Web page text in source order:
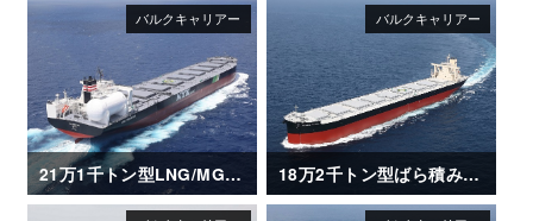
21万1千トン型LNG/MGO 二元燃料ばら積み運搬船「SG HORIZON」 18万2千トン型ばら積み運搬船「GLOBAL FUTURE」